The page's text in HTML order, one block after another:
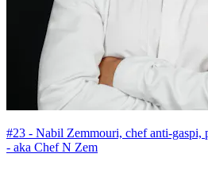
#23 - Nabil Zemmouri, chef anti-gaspi,
- aka Chef N Zem